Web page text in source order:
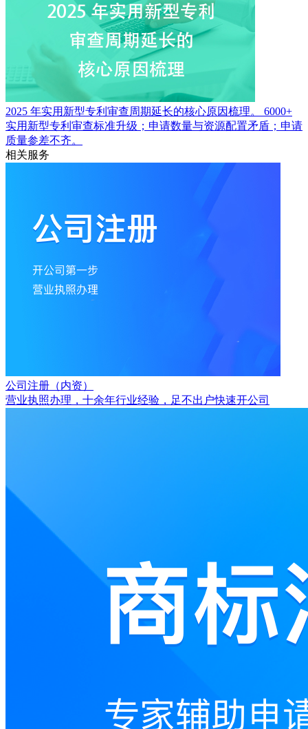
2025 年实用新型专利审查周期延长的核心原因梳理。
6000+
实用新型专利审查标准升级；申请数量与资源配置矛盾；申请
质量参差不齐。
相关服务
公司注册（内资）
营业执照办理，十余年行业经验，足不出户快速开公司